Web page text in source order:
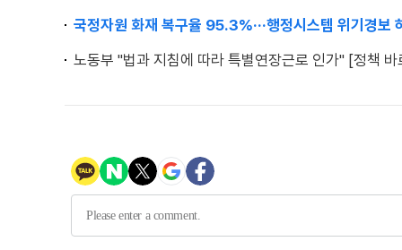
국정자원 화재 복구율 95.3%···행정시스템 위기경보
노동부 "법과 지침에 따라 특별연장근로 인가" [정책 바